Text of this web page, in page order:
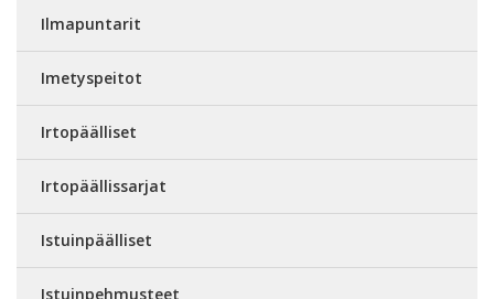
Ilmapuntarit
Imetyspeitot
Irtopäälliset
Irtopäällissarjat
Istuinpäälliset
Istuinpehmusteet